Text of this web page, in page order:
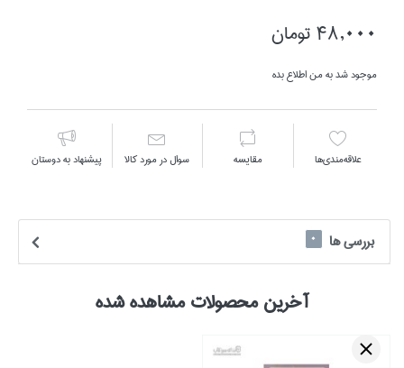
48,000 تومان
موجود شد به من اطلاع بده
علاقه‌مندي‌ها مقايسه سوال در مورد كالا پیشنهاد به دوستان
بررسی ها 0
آخرین محصولات مشاهده شده